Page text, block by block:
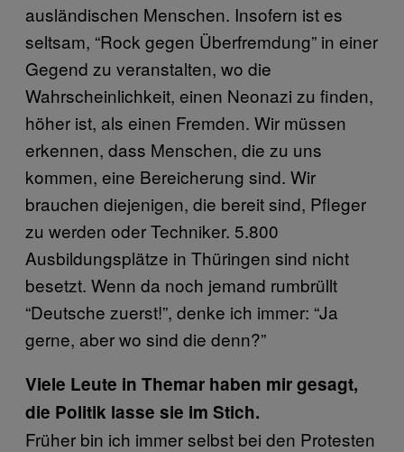
ausländischen Menschen. Insofern ist es
seltsam, “Rock gegen Überfremdung” in einer
Gegend zu veranstalten, wo die
Wahrscheinlichkeit, einen Neonazi zu finden,
höher ist, als einen Fremden. Wir müssen
erkennen, dass Menschen, die zu uns
kommen, eine Bereicherung sind. Wir
brauchen diejenigen, die bereit sind, Pfleger
zu werden oder Techniker. 5.800
Ausbildungsplätze in Thüringen sind nicht
besetzt. Wenn da noch jemand rumbrüllt
“Deutsche zuerst!”, denke ich immer: “Ja
gerne, aber wo sind die denn?”
Viele Leute in Themar haben mir gesagt,
die Politik lasse sie im Stich.
Früher bin ich immer selbst bei den Protesten